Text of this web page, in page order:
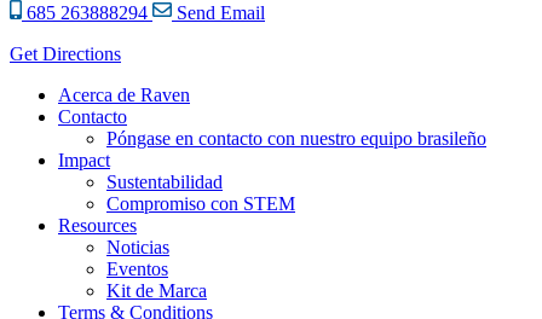
685 263888294
Send Email
Get Directions
Acerca de Raven
Contacto
Póngase en contacto con nuestro equipo brasileño
Impact
Sustentabilidad
Compromiso con STEM
Resources
Noticias
Eventos
Kit de Marca
Terms & Conditions